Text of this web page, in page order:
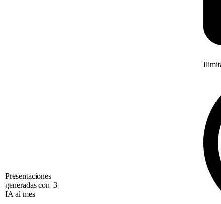
Presentaciones
generadas con
IA al mes
3